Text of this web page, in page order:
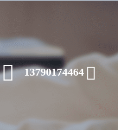
 13790174464 